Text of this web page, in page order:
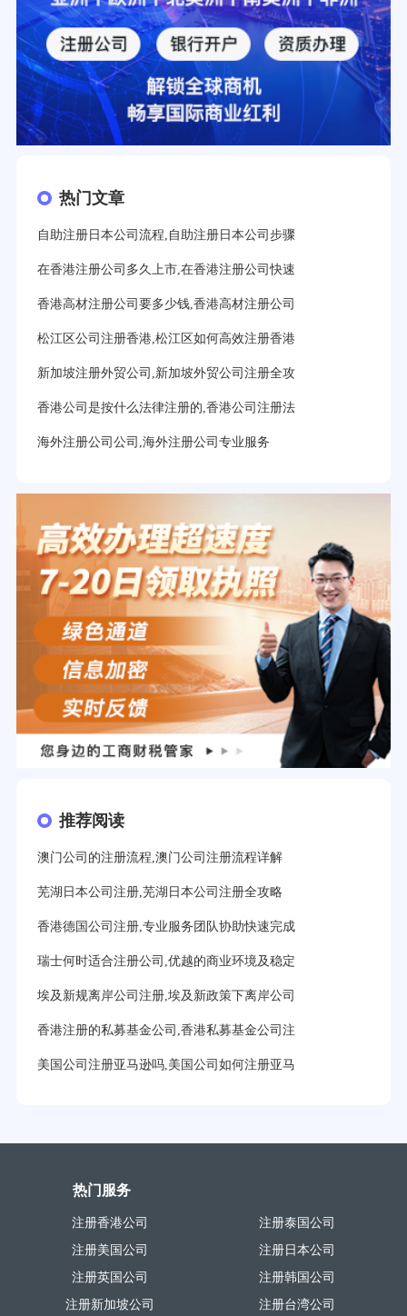
热门文章
自助注册日本公司流程,自助注册日本公司步骤
在香港注册公司多久上市,在香港注册公司快速
香港高材注册公司要多少钱,香港高材注册公司
松江区公司注册香港,松江区如何高效注册香港
新加坡注册外贸公司,新加坡外贸公司注册全攻
香港公司是按什么法律注册的,香港公司注册法
海外注册公司公司,海外注册公司专业服务
推荐阅读
澳门公司的注册流程,澳门公司注册流程详解
芜湖日本公司注册,芜湖日本公司注册全攻略
香港德国公司注册,专业服务团队协助快速完成
瑞士何时适合注册公司,优越的商业环境及稳定
埃及新规离岸公司注册,埃及新政策下离岸公司
香港注册的私募基金公司,香港私募基金公司注
美国公司注册亚马逊吗,美国公司如何注册亚马
热门服务
注册香港公司
注册美国公司
注册英国公司
注册新加坡公司
注册泰国公司
注册日本公司
注册韩国公司
注册台湾公司